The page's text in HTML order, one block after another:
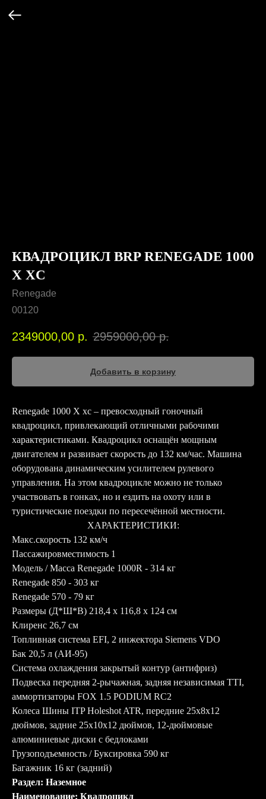
КВАДРОЦИКЛ BRP RENEGADE 1000
X XC
Renegade
00120
2349000,00 р. 2959000,00 р.
Добавить в корзину
Renegade 1000 X xc – превосходный гоночный
квадроцикл, привлекающий отличными рабочими
характеристиками. Квадроцикл оснащён мощным
двигателем и развивает скорость до 132 км/час. Машина
оборудована динамическим усилителем рулевого
управления. На этом квадроцикле можно не только
участвовать в гонках, но и ездить на охоту или в
туристические поездки по пересечённой местности.
ХАРАКТЕРИСТИКИ:
Макс.скорость 132 км/ч
Пассажировместимость 1
Модель / Масса Renegade 1000R - 314 кг
Renegade 850 - 303 кг
Renegade 570 - 79 кг
Размеры (Д*Ш*В) 218,4 x 116,8 x 124 см
Клиренс 26,7 см
Топливная система EFI, 2 инжектора Siemens VDO
Бак 20,5 л (АИ-95)
Система охлаждения закрытый контур (антифриз)
Подвеска передняя 2-рычажная, задняя независимая TTI,
аммортизаторы FOX 1.5 PODIUM RC2
Колеса Шины ITP Holeshot ATR, передние 25x8x12
дюймов, задние 25x10x12 дюймов, 12-дюймовые
алюминиевые диски с бедлоками
Грузоподъемность / Буксировка 590 кг
Багажник 16 кг (задний)
Раздел: Наземное
Наименование: Квадроцикл